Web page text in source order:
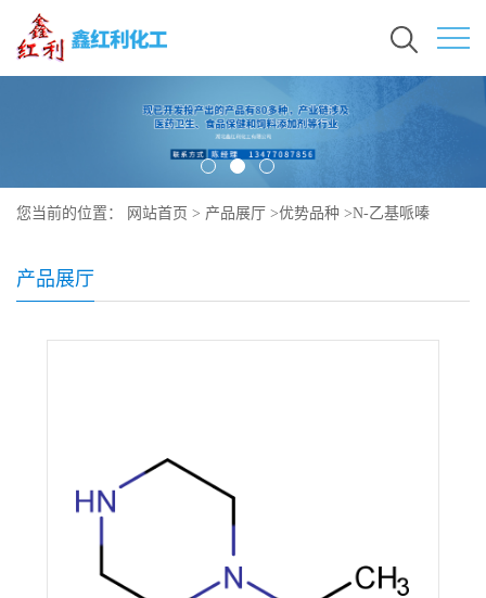
您当前的位置： 网站首页 > 产品展厅 >优势品种 >N-乙基哌嗪
产品展厅